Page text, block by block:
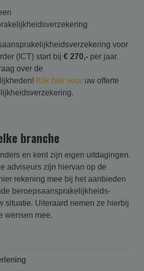
voor
(ICT) start bij € 270,- per jaar.
over de
Klik hier voor uw offerte
branche
en kent zijn eigen uitdagingen.
adviseurs zijn hiervan op de
rekening mee bij het aanbieden
beroepsaansprakelijk­heids­
situatie. Uiteraard nemen ze hierbij
wensen mee.